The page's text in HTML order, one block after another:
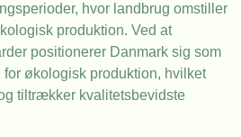
hvor landbrug omstiller
produktion. Ved at
positionerer Danmark sig som
økologisk produktion, hvilket
tiltrækker kvalitetsbevidste